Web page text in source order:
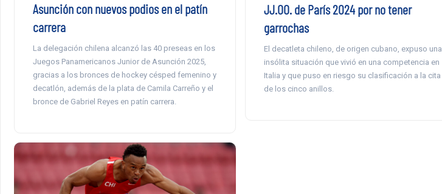
Asunción con nuevos podios en el patín
carrera
La delegación chilena alcanzó las 40 preseas en los
Juegos Panamericanos Junior de Asunción 2025,
gracias a los bronces de hockey césped femenino y
decatlón, además de la plata de Camila Carreño y el
bronce de Gabriel Reyes en patín carrera.
JJ.OO. de París 2024 por no tener
garrochas
El decatleta chileno, de origen cubano, expuso una
insólita situación que vivió en una competencia en
Italia y que puso en riesgo su clasificación a la cita
de los cinco anillos.